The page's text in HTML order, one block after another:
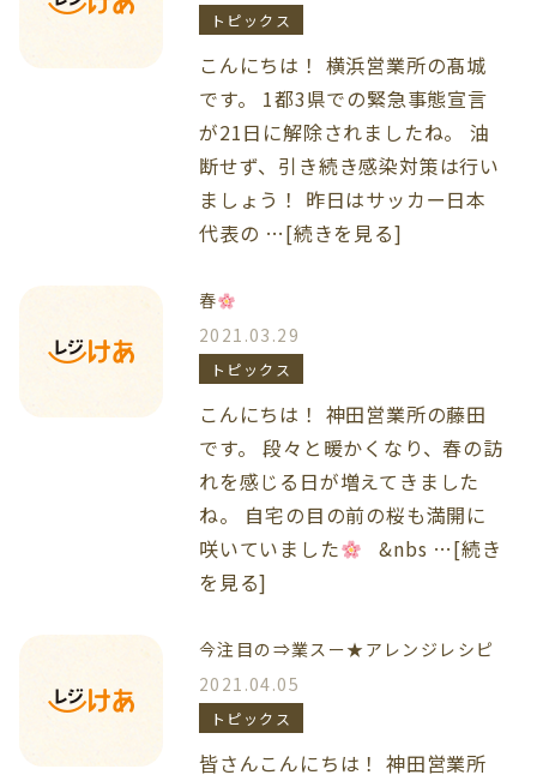
トピックス
こんにちは！ 横浜営業所の髙城
です。 1都3県での緊急事態宣言
が21日に解除されましたね。 油
断せず、引き続き感染対策は行い
ましょう！ 昨日はサッカー日本
代表の …[続きを見る]
春
2021.03.29
トピックス
こんにちは！ 神田営業所の藤田
です。 段々と暖かくなり、春の訪
れを感じる日が増えてきました
ね。 自宅の目の前の桜も満開に
咲いていました
&nbs …[続き
を見る]
今注目の⇒業スー★アレンジレシピ
2021.04.05
トピックス
皆さんこんにちは！ 神田営業所